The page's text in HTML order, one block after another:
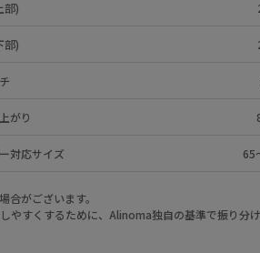
部)
部)
がり
対応サイズ 65
がございます。
やすくするために、Alinoma独自の基準で振り分け